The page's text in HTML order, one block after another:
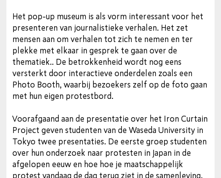
Het pop-up museum is als vorm interessant voor het
presenteren van journalistieke verhalen. Het zet
mensen aan om verhalen tot zich te nemen en ter
plekke met elkaar in gesprek te gaan over de
thematiek.. De betrokkenheid wordt nog eens
versterkt door interactieve onderdelen zoals een
Photo Booth, waarbij bezoekers zelf op de foto gaan
met hun eigen protestbord.
Voorafgaand aan de presentatie over het Iron Curtain
Project geven studenten van de Waseda University in
Tokyo twee presentaties. De eerste groep studenten
over hun onderzoek naar protesten in Japan in de
afgelopen eeuw en hoe hoe je maatschappelijk
protest vandaag de dag terug ziet in de samenleving.